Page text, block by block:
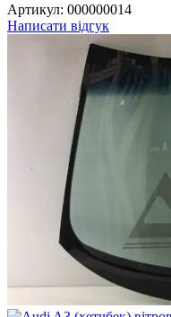
Артикул: 000000014
Написати відгук